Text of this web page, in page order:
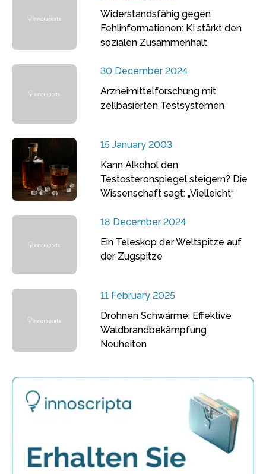
Widerstandsfähig gegen
Fehlinformationen: KI stärkt den
sozialen Zusammenhalt
30 December 2024
Arzneimittelforschung mit
zellbasierten Testsystemen
15 January 2003
Kann Alkohol den
Testosteronspiegel steigern? Die
Wissenschaft sagt: „Vielleicht“
18 December 2024
Ein Teleskop der Weltspitze auf
der Zugspitze
11 February 2025
Drohnen Schwärme: Effektive
Waldbrandbekämpfung
Neuheiten